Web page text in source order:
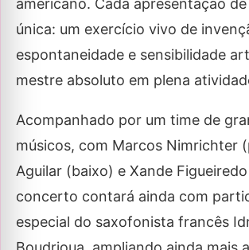
americano. Cada apresentação
única: um exercício vivo de
espontaneidade e sensibilidade
mestre absoluto em plena
Acompanhado por um time de
músicos, com Marcos Nimrichter
Aguilar (baixo) e Xande
concerto contará ainda com
especial do saxofonista francês